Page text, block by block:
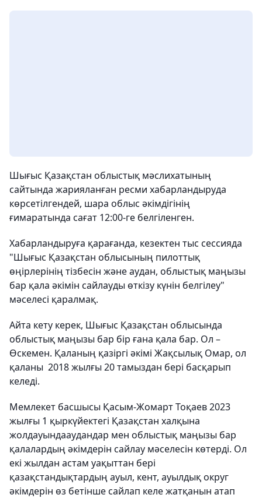
Шығыс Қазақстан облыстық мәслихатының
сайтында жарияланған ресми хабарландыруда
көрсетілгендей, шара облыс әкімдігінің
ғимаратында сағат 12:00-ге белгіленген.
Хабарландыруға қарағанда, кезектен тыс сессияда
"Шығыс Қазақстан облысының пилоттық
өңірлерінің тізбесін және аудан, облыстық маңызы
бар қала әкімін сайлауды өткізу күнін белгілеу"
мәселесі қаралмақ.
Айта кету керек, Шығыс Қазақстан облысында
облыстық маңызы бар бір ғана қала бар. Ол –
Өскемен. Қаланың қазіргі әкімі Жақсылық Омар, ол
қаланы 2018 жылғы 20 тамыздан бері басқарып
келеді.
Мемлекет басшысы Қасым-Жомарт Тоқаев 2023
жылғы 1 қыркүйектегі Қазақстан халқына
жолдауындааудандар мен облыстық маңызы бар
қалалардың әкімдерін сайлау мәселесін көтерді. Ол
екі жылдан астам уақыттан бері
қазақстандықтардың ауыл, кент, ауылдық округ
әкімдерін өз бетінше сайлап келе жатқанын атап